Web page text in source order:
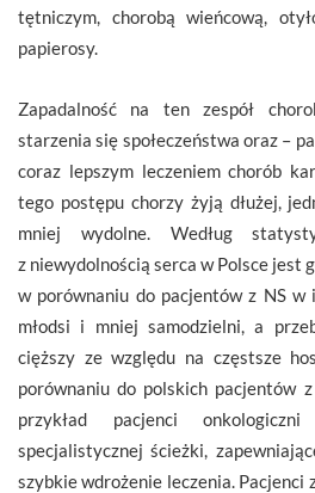
tętniczym, chorobą wieńcową,
papierosy.
Zapadalność na ten zespół
starzenia się społeczeństwa oraz –
coraz lepszym leczeniem chorób
tego postępu chorzy żyją dłużej,
mniej wydolne. Według
z niewydolnością serca w Polsce jest
w porównaniu do pacjentów z NS w
młodsi i mniej samodzielni, a
cięższy ze względu na częstsze
porównaniu do polskich pacjentów
przykład pacjenci
specjalistycznej ścieżki,
szybkie wdrożenie leczenia. Pacjenci